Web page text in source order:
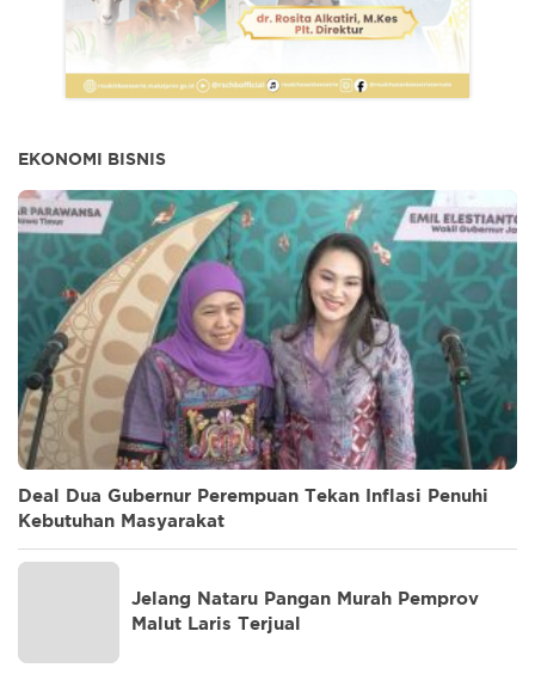
EKONOMI BISNIS
Deal Dua Gubernur Perempuan Tekan Inflasi Penuhi
Kebutuhan Masyarakat
Jelang Nataru Pangan Murah Pemprov
Malut Laris Terjual